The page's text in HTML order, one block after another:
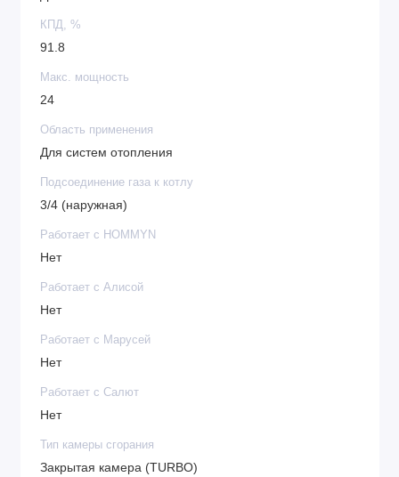
КПД, %
91.8
Макс. мощность
24
Область применения
Для систем отопления
Подсоединение газа к котлу
3/4 (наружная)
Работает с HOMMYN
Нет
Работает с Алисой
Нет
Работает с Марусей
Нет
Работает с Салют
Нет
Тип камеры сгорания
Закрытая камера (TURBO)